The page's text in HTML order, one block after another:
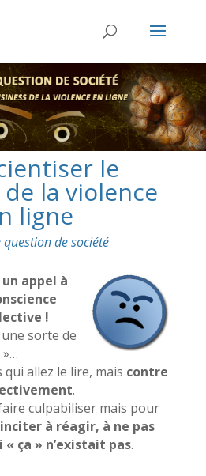
le
la violence
ligne
question de société
appel à
!
sorte de
»…
qui allez le lire, mais contre
.
culpabiliser mais pour
à réagir, à ne pas
ça » n’existait pas.